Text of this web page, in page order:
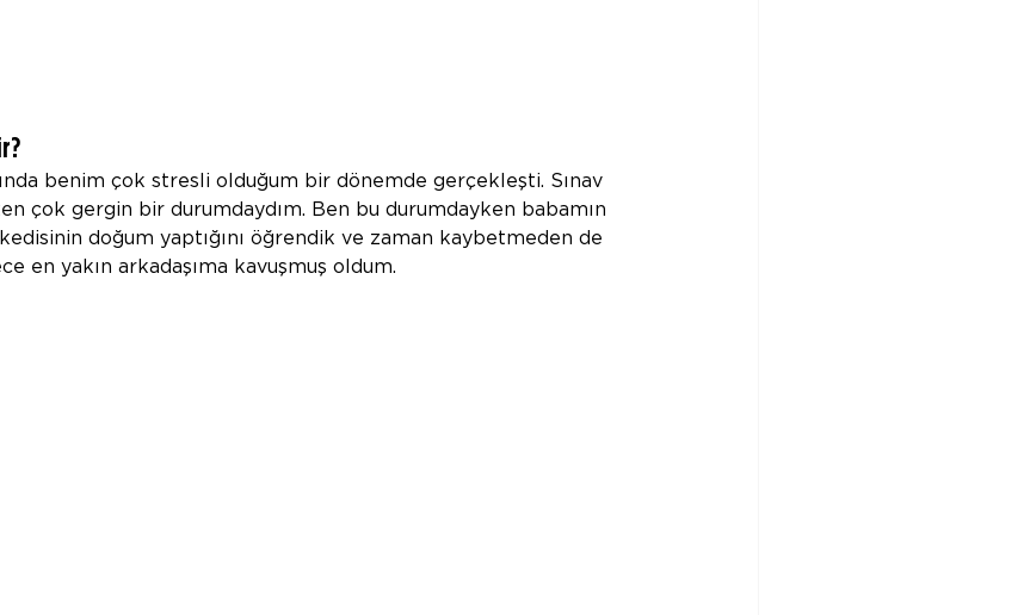
benim çok stresli olduğum bir dönemde gerçekleşti. Sınav
çok gergin bir durumdaydım. Ben bu durumdayken babamın
doğum yaptığını öğrendik ve zaman kaybetmeden de
en yakın arkadaşıma kavuşmuş oldum.